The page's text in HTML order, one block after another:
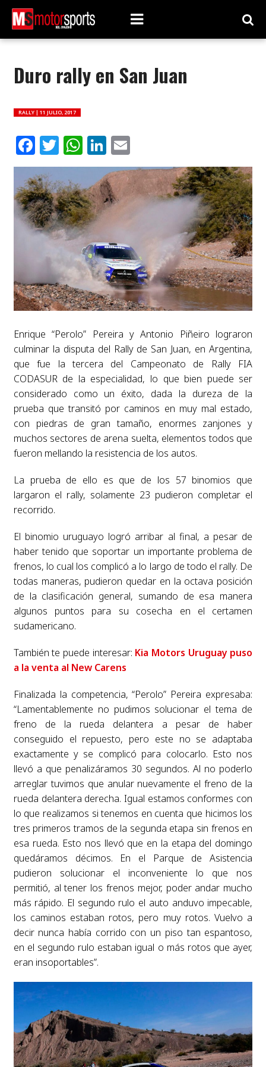
Duro rally en San Juan
RALLY | 11 JULIO, 2017
Facebook
Twitter
WhatsApp
LinkedIn
Email
Enrique “Perolo” Pereira y Antonio Piñeiro lograron
culminar la disputa del Rally de San Juan, en Argentina,
que fue la tercera del Campeonato de Rally FIA
CODASUR de la especialidad, lo que bien puede ser
considerado como un éxito, dada la dureza de la
prueba que transitó por caminos en muy mal estado,
con piedras de gran tamaño, enormes zanjones y
muchos sectores de arena suelta, elementos todos que
fueron mellando la resistencia de los autos.
La prueba de ello es que de los 57 binomios que
largaron el rally, solamente 23 pudieron completar el
recorrido.
El binomio uruguayo logró arribar al final, a pesar de
haber tenido que soportar un importante problema de
frenos, lo cual los complicó a lo largo de todo el rally. De
todas maneras, pudieron quedar en la octava posición
de la clasificación general, sumando de esa manera
algunos puntos para su cosecha en el certamen
sudamericano.
También te puede interesar: Kia Motors Uruguay puso
a la venta al New Carens
Finalizada la competencia, “Perolo” Pereira expresaba:
“Lamentablemente no pudimos solucionar el tema de
freno de la rueda delantera a pesar de haber
conseguido el repuesto, pero este no se adaptaba
exactamente y se complicó para colocarlo. Esto nos
llevó a que penalizáramos 30 segundos. Al no poderlo
arreglar tuvimos que anular nuevamente el freno de la
rueda delantera derecha. Igual estamos conformes con
lo que realizamos si tenemos en cuenta que hicimos los
tres primeros tramos de la segunda etapa sin frenos en
esa rueda. Esto nos llevó que en la etapa del domingo
quedáramos décimos. En el Parque de Asistencia
pudieron solucionar el inconveniente lo que nos
permitió, al tener los frenos mejor, poder andar mucho
más rápido. El segundo rulo el auto anduvo impecable,
los caminos estaban rotos, pero muy rotos. Vuelvo a
decir nunca había corrido con un piso tan espantoso,
en el segundo rulo estaban igual o más rotos que ayer,
eran insoportables”.